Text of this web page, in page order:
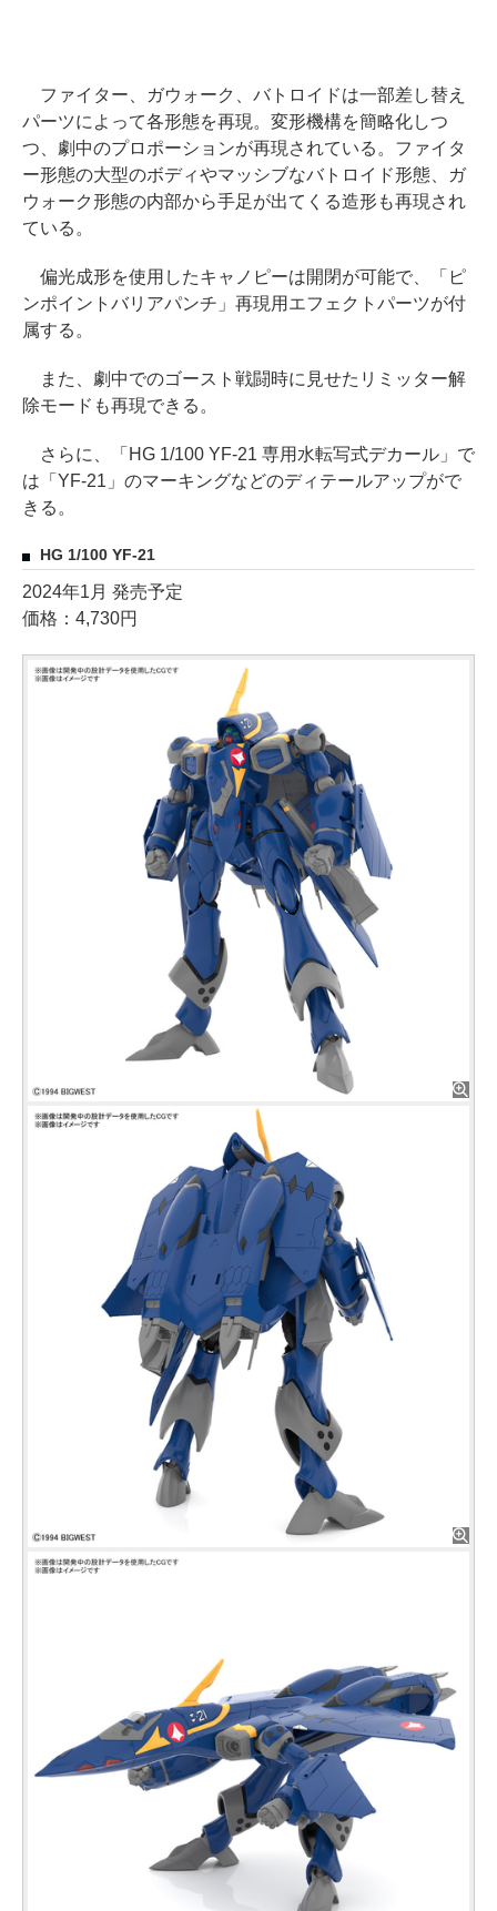
ファイター、ガウォーク、バトロイドは一部差し替え
パーツによって各形態を再現。変形機構を簡略化しつ
つ、劇中のプロポーションが再現されている。ファイタ
ー形態の大型のボディやマッシブなバトロイド形態、ガ
ウォーク形態の内部から手足が出てくる造形も再現され
ている。
偏光成形を使用したキャノピーは開閉が可能で、「ピ
ンポイントバリアパンチ」再現用エフェクトパーツが付
属する。
また、劇中でのゴースト戦闘時に見せたリミッター解
除モードも再現できる。
さらに、「HG 1/100 YF-21 専用水転写式デカール」で
は「YF-21」のマーキングなどのディテールアップがで
きる。
HG 1/100 YF-21
2024年1月 発売予定
価格：4,730円